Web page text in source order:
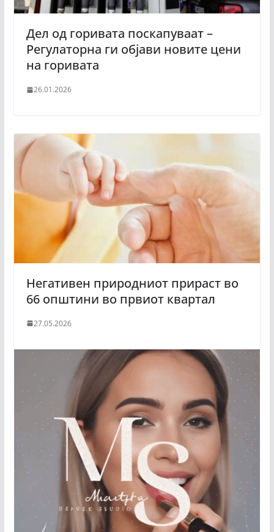
Дел од горивата поскапуваат –
Регулаторна ги објави новите цени
на горивата
26.01.2026
Негативен природниот прираст во
66 општини во првиот квартал
27.05.2026